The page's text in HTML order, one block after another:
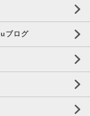
ブログ